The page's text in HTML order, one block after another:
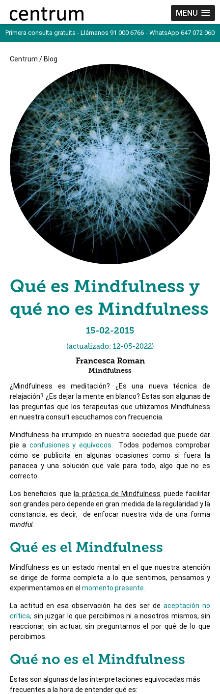
MENU
Primera consulta gratuita - Llámanos 91 000 6766 - WhatsApp 647 072 060
Centrum / Blog
Qué es Mindfulness y
qué no es Mindfulness
15-02-2015
(actualizado: 12-05-2022)
Francesca Roman
Mindfulness
¿Mindfulness es meditación? ¿Es una nueva técnica de
relajación? ¿Es dejar la mente en blanco? Estas son algunas de
las preguntas que los terapeutas que utilizamos Mindfulness
en nuestra consult escuchamos con frecuencia.
Mindfulness ha irrumpido en nuestra sociedad que puede dar
pie a confusiones y equívocos. Todos podemos comprobar
cómo se publicita en algunas ocasiones como si fuera la
panacea y una solución que vale para todo, algo que no es
correcto.
Los beneficios que la práctica de Mindfulness puede facilitar
son grandes pero depende en gran medida de la regularidad y la
constancia, es decir, de enfocar nuestra vida de una forma
mindful.
Qué es el Mindfulness
Mindfulness es un estado mental en el que nuestra atención
se dirige de forma completa a lo que sentimos, pensamos y
experimentamos en el momento presente.
La actitud en esa observación ha des ser de aceptación no
crítica, sin juzgar lo que percibimos ni a nosotros mismos, sin
reaccionar, sin actuar, sin preguntarnos el por qué de lo que
percibimos.
Qué no es el Mindfulness
Estas son algunas de las interpretaciones equivocadas más
frecuentes a la hora de entender qué es: